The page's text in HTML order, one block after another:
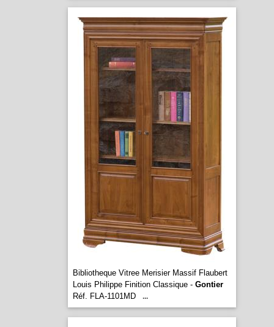
Bibliotheque Vitree Merisier Massif Flaubert
Louis Philippe Finition Classique - Gontier
Réf. FLA-1101MD
...